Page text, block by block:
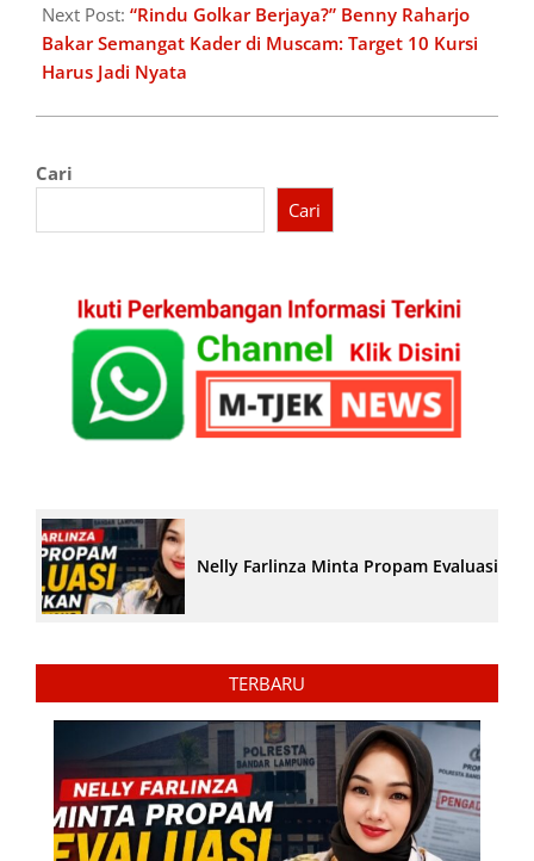
Next Post: “Rindu Golkar Berjaya?” Benny Raharjo
Bakar Semangat Kader di Muscam: Target 10 Kursi
Harus Jadi Nyata
Cari
Cari
Nelly Farlinza Minta Propam Evaluasi
TERBARU